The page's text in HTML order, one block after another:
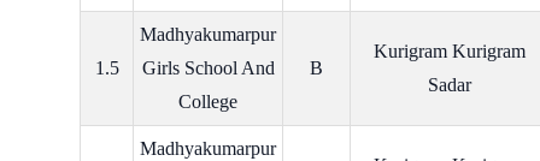
1.5
Madhyakumarpur
Girls School And
College
B
Kurigram Kurigram
Sadar
Madhyakumarpur